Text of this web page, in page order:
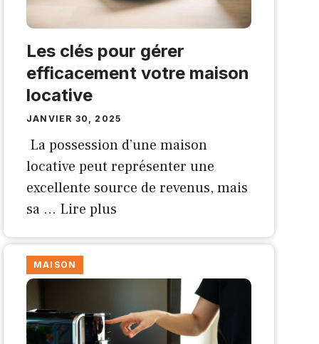
Les clés pour gérer
efficacement votre maison
locative
JANVIER 30, 2025
La possession d’une maison
locative peut représenter une
excellente source de revenus, mais
sa … Lire plus
MAISON